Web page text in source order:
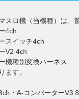
スロ機（当機種）は、
4ch
スイッチ4ch
V2 4ch
機種別変換ハーネス
ます。
・A-コンバーターV3